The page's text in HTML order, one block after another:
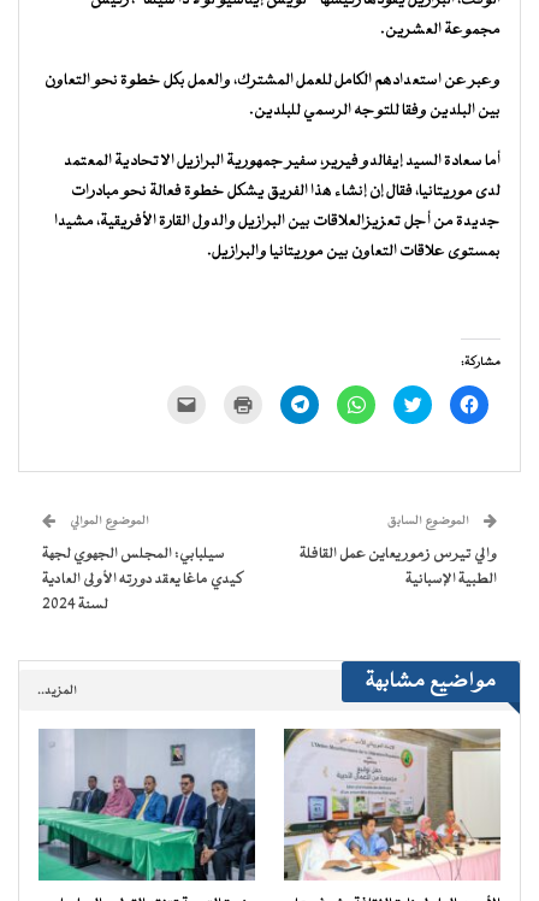
مجموعة العشرين.
وعبر عن استعدادهم الكامل للعمل المشترك، والعمل بكل خطوة نحو التعاون
بين البلدين وفقا للتوجه الرسمي للبلدين.
أما سعادة السيد إيفالدو فيرير، سفير جمهورية البرازيل الاتحادية المعتمد
لدى موريتانيا، فقال إن إنشاء هذا الفريق يشكل خطوة فعالة نحو مبادرات
جديدة من أجل تعزيزالعلاقات بين البرازيل والدول القارة الأفريقية، مشيدا
بمستوى علاقات التعاون بين موريتانيا والبرازيل.
مشاركة:
انقر
للمشاركة
في
اضغط
للمشاركة
في
انقر
للمشاركة
في
انقر
للمشاركة
في
للطباعة
جديدة) الإلكتروني
نافذة
جديدة)
الموضوع السابق
والي تيرس زمور يعاين عمل القافلة
الطبية الإسبانية
الموضوع الموالي
سيلبابي: المجلس الجهوي لجهة
كيدي ماغا يعقد دورته الأولى العادية
لسنة ٢٠٢٤
مواضيع مشابهة المزيد..